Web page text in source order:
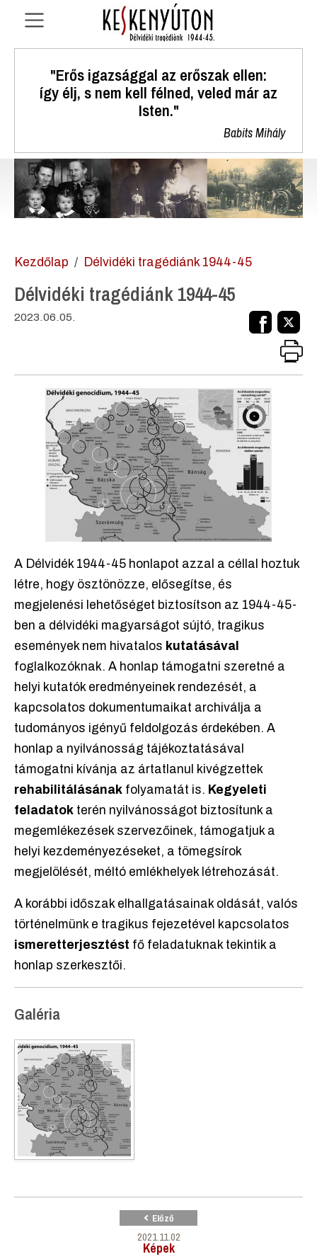
"Erős igazsággal az erőszak ellen:
így élj, s nem kell félned, veled már az
Isten."
Babits Mihály
Kezdőlap Délvidéki tragédiánk 1944-45
Délvidéki tragédiánk 1944-45
2023.06.05.
A Délvidék 1944-45 honlapot azzal a céllal hoztuk
létre, hogy ösztönözze, elősegítse, és
megjelenési lehetőséget biztosítson az 1944-45-
ben a délvidéki magyarságot sújtó, tragikus
események nem hivatalos kutatásával
foglalkozóknak. A honlap támogatni szeretné a
helyi kutatók eredményeinek rendezését, a
kapcsolatos dokumentumaikat archiválja a
tudományos igényű feldolgozás érdekében. A
honlap a nyilvánosság tájékoztatásával
támogatni kívánja az ártatlanul kivégzettek
rehabilitálásának folyamatát is. Kegyeleti
feladatok terén nyilvánosságot biztosítunk a
megemlékezések szervezőinek, támogatjuk a
helyi kezdeményezéseket, a tömegsírok
megjelölését, méltó emlékhelyek létrehozását.
A korábbi időszak elhallgatásainak oldását, valós
történelmünk e tragikus fejezetével kapcsolatos
ismeretterjesztést fő feladatuknak tekintik a
honlap szerkesztői.
Galéria
Előző
2021.11.02
Képek